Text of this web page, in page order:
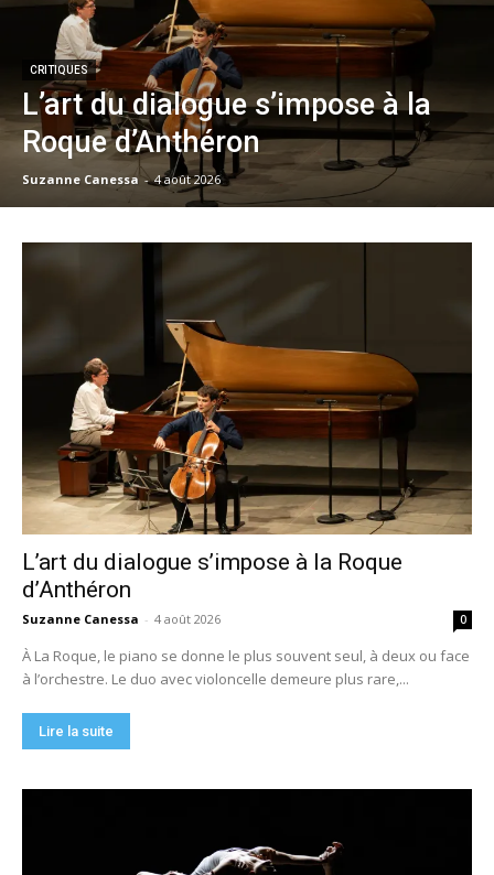
CRITIQUES
L’art du dialogue s’impose à la
Roque d’Anthéron
Suzanne Canessa - 4 août 2026
L’art du dialogue s’impose à la Roque
d’Anthéron
Suzanne Canessa - 4 août 2026 0
À La Roque, le piano se donne le plus souvent seul, à deux ou face
à l’orchestre. Le duo avec violoncelle demeure plus rare,...
Lire la suite